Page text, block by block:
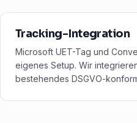
Tracking-Integration
Microsoft UET-Tag und
eigenes Setup. Wir
bestehendes DSGVO-